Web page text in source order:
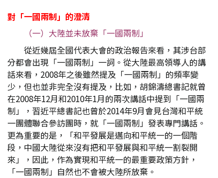
對「一國兩制」的澄清
（一）大陸並未放棄「一國兩制」
從近幾屆全國代表大會的政治報告來看，其涉台部
分都會出現「一國兩制」一詞。從大陸最高領導人的講
話來看，2008年之後雖然提及「一國兩制」的頻率變
少，但也並非完全沒有提及，比如，胡錦濤總書記就曾
在2008年12月和2010年1月的兩次講話中提到「一國兩
制」，習近平總書記也曾於2014年9月會見台灣和平統
一團體聯合參訪團時，就「一國兩制」發表專門講話。
更為重要的是，「和平發展是邁向和平統一的一個階
段，中國大陸從來沒有把和平發展與和平統一割裂開
來」，因此，作為實現和平統一的最重要政策方針，
「一國兩制」自然也不會被大陸所放棄。